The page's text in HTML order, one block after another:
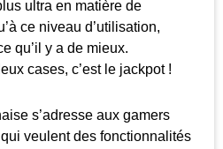
ultra en matière de
ce niveau d’utilisation,
qu’il y a de mieux.
cases, c’est le jackpot !
s’adresse aux gamers
veulent des fonctionnalités